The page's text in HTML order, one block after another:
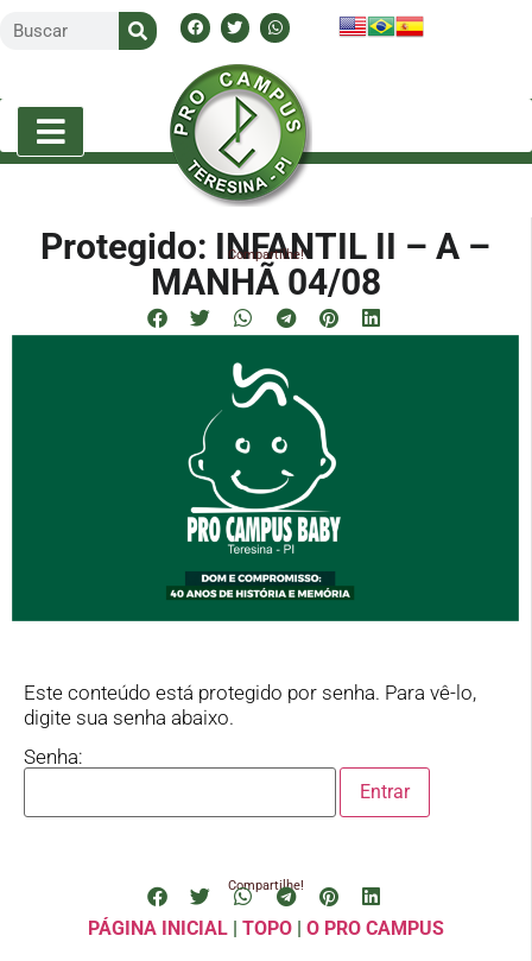
Protegido: INFANTIL II – A –
MANHÃ 04/08
Compartilhe!
Este conteúdo está protegido por senha. Para vê-lo,
digite sua senha abaixo.
Senha:
Compartilhe!
PÁGINA INICIAL| TOPO| O PRO CAMPUS